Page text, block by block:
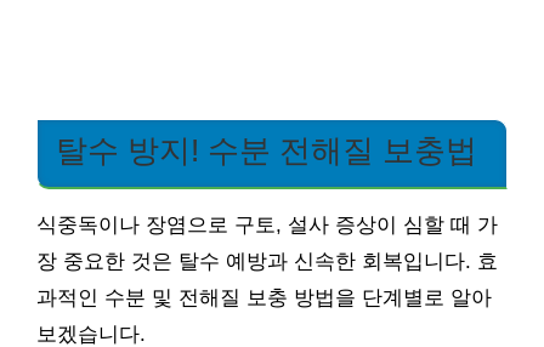
탈수 방지! 수분 전해질 보충법
식중독이나 장염으로 구토, 설사 증상이 심할 때 가
장 중요한 것은 탈수 예방과 신속한 회복입니다. 효
과적인 수분 및 전해질 보충 방법을 단계별로 알아
보겠습니다.